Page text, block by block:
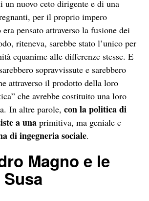
un nuovo ceto dirigente e di una
per il proprio impero
pensato attraverso la fusione dei
riteneva, sarebbe stato l’unico per
equanime alle differenze stesse. E
sopravvissute e sarebbero
attraverso il prodotto della loro
che avrebbe costituito una loro
In altre parole,con la politica di
a una primitiva, ma geniale e
di ingegneria sociale.
Magno e le